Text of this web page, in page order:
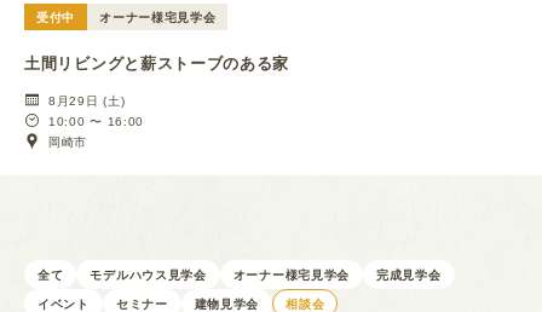
受付中 オーナー様宅見学会
土間リビングと薪ストーブのある家
8月29日 (土)
10:00 〜 16:00
岡崎市
全て モデルハウス見学会 オーナー様宅見学会 完成見学会
イベント セミナー 建物見学会 相談会